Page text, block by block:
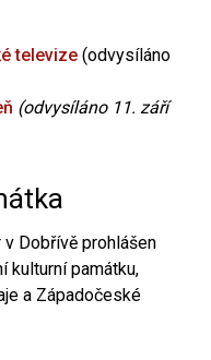
televize (odvysíláno
(odvysíláno 11. září
v Dobřívě prohlášen
kulturní památku,
a Západočeské